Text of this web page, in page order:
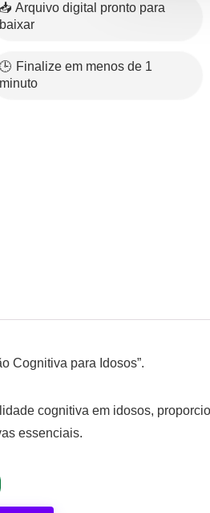
📥 Arquivo digital pronto para
baixar
🕒 Finalize em menos de 1
minuto
Cognitiva para Idosos”.
cognitiva em idosos,
essenciais.